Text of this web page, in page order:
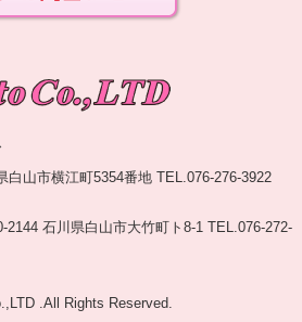
白山市横江町5354番地 TEL.076-276-3922
石川県白山市大竹町ト8-1 TEL.076-272-
.All Rights Reserved.